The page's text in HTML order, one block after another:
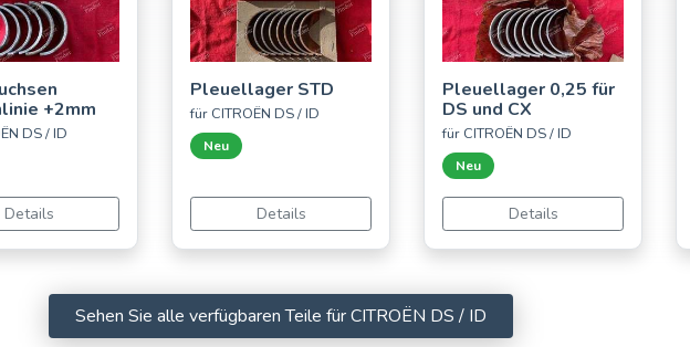
+2mm
DS / ID
Details
Pleuellager STD
für CITROËN DS / ID
Neu
Details
Pleuellager 0,25 für
DS und CX
für CITROËN DS / ID
Neu
Details
Sehen Sie alle verfügbaren Teile für CITROËN DS / ID